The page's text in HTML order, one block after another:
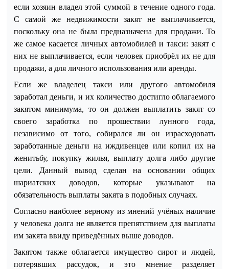
если хозяин владел этой суммой в течение одного года.
С самой же недвижимости закят не выплачивается,
поскольку она не была предназначена для продажи. То
же самое касается личных автомобилей и такси: закят с
них не выплачивается, если человек приобрёл их не для
продажи, а для личного использования или аренды.
Если же владелец такси или другого автомобиля
заработал деньги, и их количество достигло облагаемого
закятом минимума, то он должен выплатить закят со
своего заработка по прошествии лунного года,
независимо от того, собирался ли он израсходовать
заработанные деньги на иждивенцев или копил их на
женитьбу, покупку жилья, выплату долга либо другие
цели. Данный вывод сделан на основании общих
шариатских доводов, которые указывают на
обязательность выплаты закята в подобных случаях.
Согласно наиболее верному из мнений учёных наличие
у человека долга не является препятствием для выплаты
им закята ввиду приведённых выше доводов.
Закятом также облагается имущество сирот и людей,
потерявших рассудок, и это мнение разделяет